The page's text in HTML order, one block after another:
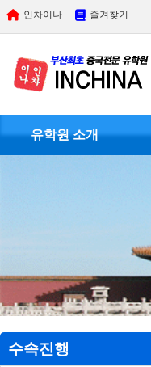
인차이나 즐겨찾기
유학원 소개
수속진행